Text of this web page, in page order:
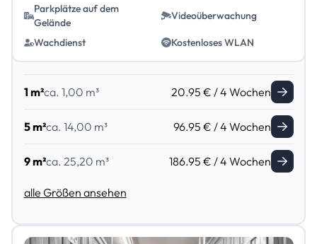
Parkplätze auf dem
Gelände
Videoüberwachung
Wachdienst Kostenloses WLAN
1 m²ca. 1,00 m³ 20.95 € / 4 Wochen
5 m²ca. 14,00 m³ 96.95 € / 4 Wochen
9 m²ca. 25,20 m³ 186.95 € / 4 Wochen
alle Größen ansehen